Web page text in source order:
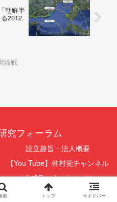
朝鮮半
2012
論戦
究フォーラム
設立趣旨・法人概要
【You Tube】仲村覚チャンネル
公式Facebookページ
書籍：「狙われた沖縄〜真実の沖
索 トップ サイドバー